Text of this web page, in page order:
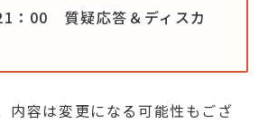
：00 質疑応答＆ディスカ
内容は変更になる可能性もござ